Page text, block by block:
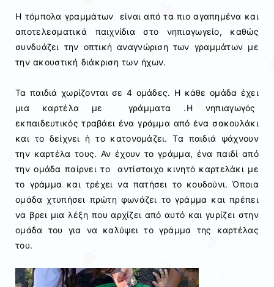
Η τόμπολα γραμμάτων είναι από τα πιο αγαπημένα και
αποτελεσματικά παιχνίδια στο νηπιαγωγείο, καθώς
συνδυάζει την οπτική αναγνώριση των γραμμάτων με
την ακουστική διάκριση των ήχων.
Τα παιδιά χωρίζονται σε 4 ομάδες. Η κάθε ομάδα έχει
μια καρτέλα με γράμματα .Η νηπιαγωγός
εκπαιδευτικός τραβάει ένα γράμμα από ένα σακουλάκι
και το δείχνει ή το κατονομάζει. Τα παιδιά ψάχνουν
την καρτέλα τους. Αν έχουν το γράμμα, ένα παιδί από
την ομάδα παίρνει το αντίστοιχο κινητό καρτελάκι με
το γράμμα και τρέχει να πατήσει το κουδούνι. Όποια
ομάδα χτυπήσει πρώτη φωνάζει το γράμμα και πρέπει
να βρει μια λέξη που αρχίζει από αυτό και γυρίζει στην
ομάδα του για να καλύψει το γράμμα της καρτέλας
του.